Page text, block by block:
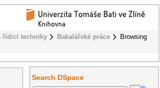
řídicí techniky Bakalářské práce
Browsing
Search DSpace